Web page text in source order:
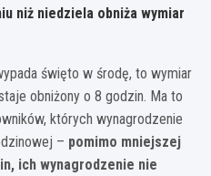
niż niedziela obniża wymiar
święto w środę, to wymiar
obniżony o 8 godzin. Ma to
których wynagrodzenie
– pomimo mniejszej
ich wynagrodzenie nie